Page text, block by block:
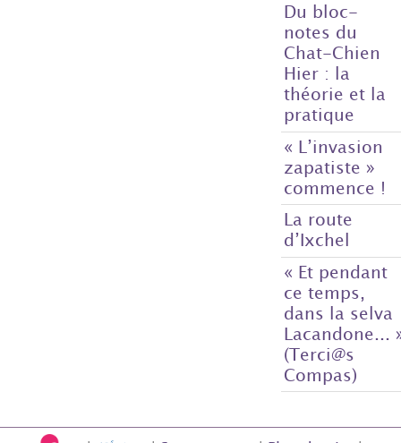
Du bloc-
notes du
Chat-Chien
Hier : la
théorie et la
pratique
« L’invasion
zapatiste »
commence !
La route
d’Ixchel
« Et pendant
ce temps,
dans la selva
Lacandone...
(Terci@s
Compas)